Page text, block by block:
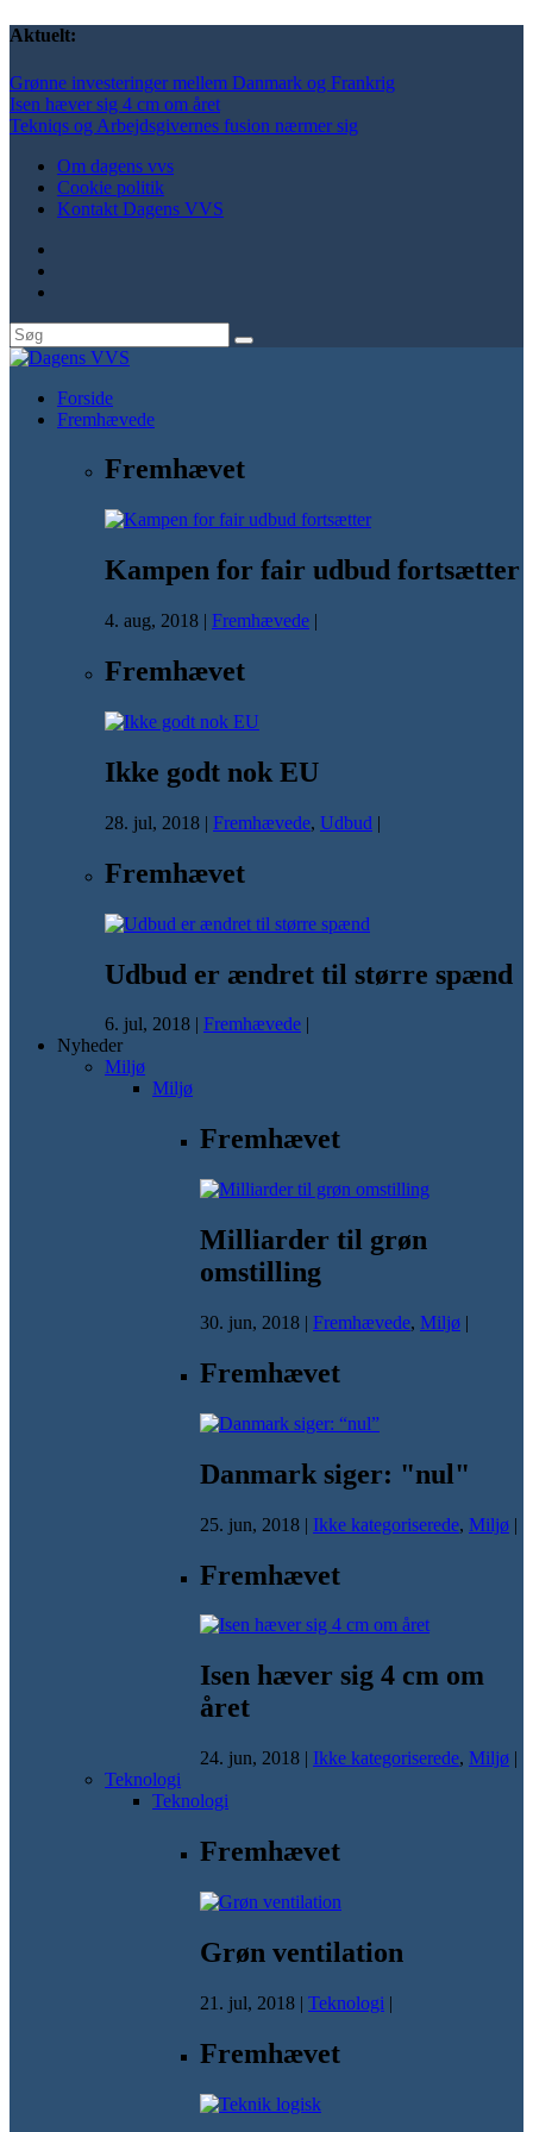
Aktuelt:
Grønne investeringer mellem Danmark og Frankrig
Isen hæver sig 4 cm om året
Tekniqs og Arbejdsgivernes fusion nærmer sig
Om dagens vvs
Cookie politik
Kontakt Dagens VVS
Forside
Fremhævede
Fremhævet
Kampen for fair udbud fortsætter
4. aug, 2018 | Fremhævede |
Fremhævet
Ikke godt nok EU
28. jul, 2018 | Fremhævede, Udbud |
Fremhævet
Udbud er ændret til større spænd
6. jul, 2018 | Fremhævede |
Nyheder
Miljø
Miljø
Fremhævet
Milliarder til grøn
omstilling
30. jun, 2018 | Fremhævede, Miljø |
Fremhævet
Danmark siger: "nul"
25. jun, 2018 | Ikke kategoriserede, Miljø |
Fremhævet
Isen hæver sig 4 cm om
året
24. jun, 2018 | Ikke kategoriserede, Miljø |
Teknologi
Teknologi
Fremhævet
Grøn ventilation
21. jul, 2018 | Teknologi |
Fremhævet